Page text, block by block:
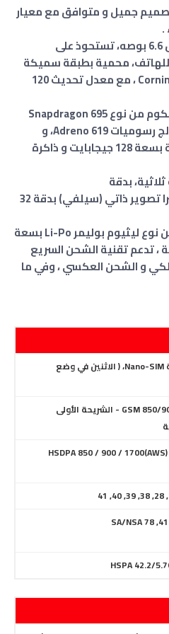
ومتوافق مع معيار
بشاشة IPS LCD كبيرة بقياس 6.6 بوصه، تستحوذ على
للهاتف، محمية بطبقة سميكة
مع
معدل تحديث 120
يستخدم الهاتف شريحة كوالكوم من نوع Snapdragon 695
5G ثماني النواة مدعوم بمعالج رسوميات Adreno 619، و
مقترنًا بـمساحة تخزين داخلية بسعة 128 جيجابايت و ذاكرة
بدقة
64+13+5 ميجابكسل ، و كاميرا تصوير ذاتي (سيلفي) بدقة 32
يحتوي الهاتف على بطارية من نوع ليثيوم بوليمر Li-Po بسعة
، تدعم تقنية الشحن السريع
و الشحن العكسي ، وفي ما
شريحة مزدوجة Nano-SIM، ( الاثنين في وضع
GSM 850/900/1800/1900 - الشريحة الأولى
HSDPA 850 / 900 /